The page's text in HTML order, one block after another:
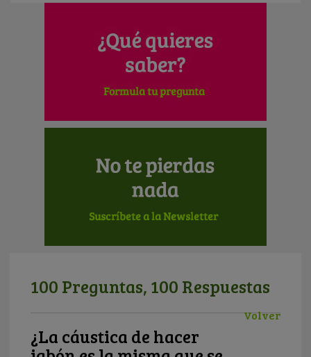
100 Preguntas, 100 Respuestas
Volver
¿La cáustica de hacer